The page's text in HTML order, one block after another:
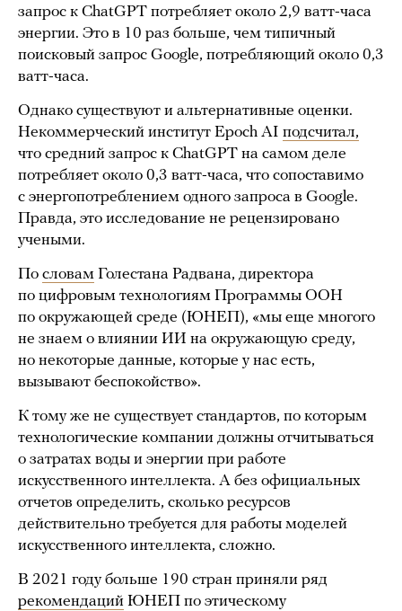
запрос к ChatGPT потребляет около 2,9 ватт-часа
энергии. Это в 10 раз больше, чем типичный
поисковый запрос Google, потребляющий около 0,3
ватт-часа.
Однако существуют и альтернативные оценки.
Некоммерческий институт Epoch AI подсчитал,
что средний запрос к ChatGPT на самом деле
потребляет около 0,3 ватт-часа, что сопоставимо
с энергопотреблением одного запроса в Google.
Правда, это исследование не рецензировано
учеными.
По словам Голестана Радвана, директора
по цифровым технологиям Программы ООН
по окружающей среде (ЮНЕП), «мы еще многого
не знаем о влиянии ИИ на окружающую среду,
но некоторые данные, которые у нас есть,
вызывают беспокойство».
К тому же не существует стандартов, по которым
технологические компании должны отчитываться
о затратах воды и энергии при работе
искусственного интеллекта. А без официальных
отчетов определить, сколько ресурсов
действительно требуется для работы моделей
искусственного интеллекта, сложно.
В 2021 году больше 190 стран приняли ряд
рекомендаций ЮНЕП по этическому